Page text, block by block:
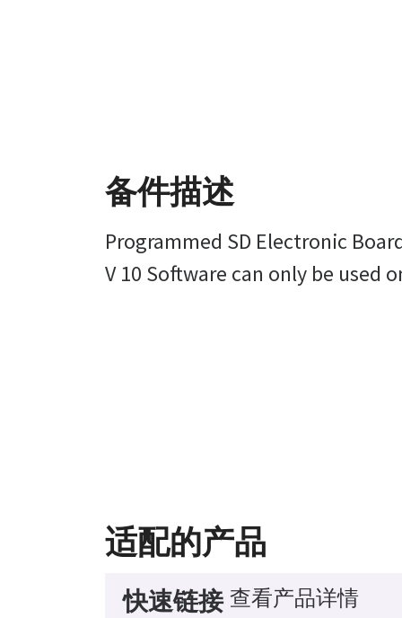
备件描述
Programmed SD Electronic
V 10 Software can only be used
适配的产品
快速链接 查看产品详情